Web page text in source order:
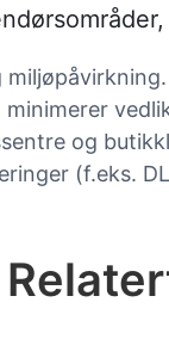
miljøpåvirkning.
og
(f.eks.